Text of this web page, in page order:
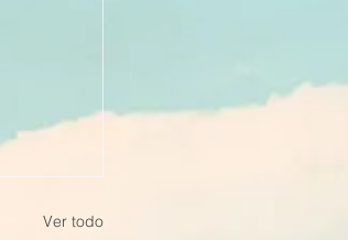
Ver todo